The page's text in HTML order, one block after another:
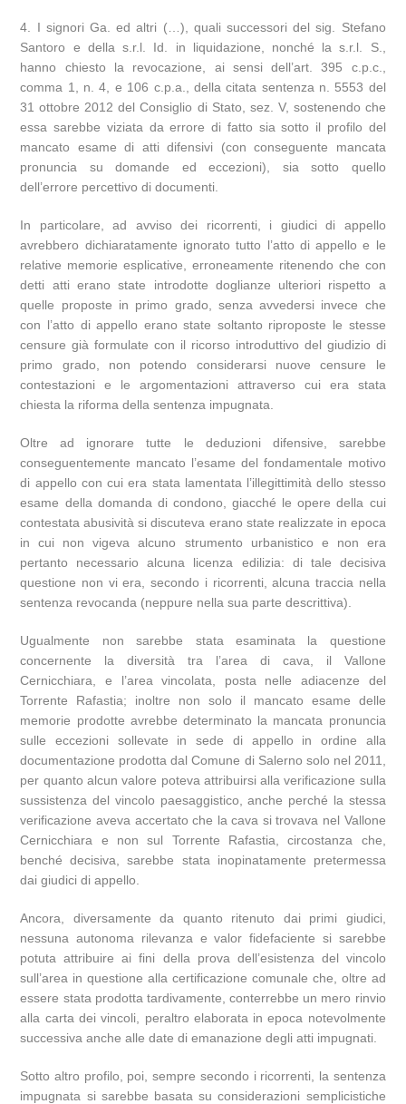
4. I signori Ga. ed altri (…), quali successori del sig. Stefano
Santoro e della s.r.l. Id. in liquidazione, nonché la s.r.l. S.,
hanno chiesto la revocazione, ai sensi dell’art. 395 c.p.c.,
comma 1, n. 4, e 106 c.p.a., della citata sentenza n. 5553 del
31 ottobre 2012 del Consiglio di Stato, sez. V, sostenendo che
essa sarebbe viziata da errore di fatto sia sotto il profilo del
mancato esame di atti difensivi (con conseguente mancata
pronuncia su domande ed eccezioni), sia sotto quello
dell’errore percettivo di documenti.
In particolare, ad avviso dei ricorrenti, i giudici di appello
avrebbero dichiaratamente ignorato tutto l’atto di appello e le
relative memorie esplicative, erroneamente ritenendo che con
detti atti erano state introdotte doglianze ulteriori rispetto a
quelle proposte in primo grado, senza avvedersi invece che
con l’atto di appello erano state soltanto riproposte le stesse
censure già formulate con il ricorso introduttivo del giudizio di
primo grado, non potendo considerarsi nuove censure le
contestazioni e le argomentazioni attraverso cui era stata
chiesta la riforma della sentenza impugnata.
Oltre ad ignorare tutte le deduzioni difensive, sarebbe
conseguentemente mancato l’esame del fondamentale motivo
di appello con cui era stata lamentata l’illegittimità dello stesso
esame della domanda di condono, giacché le opere della cui
contestata abusività si discuteva erano state realizzate in epoca
in cui non vigeva alcuno strumento urbanistico e non era
pertanto necessario alcuna licenza edilizia: di tale decisiva
questione non vi era, secondo i ricorrenti, alcuna traccia nella
sentenza revocanda (neppure nella sua parte descrittiva).
Ugualmente non sarebbe stata esaminata la questione
concernente la diversità tra l’area di cava, il Vallone
Cernicchiara, e l’area vincolata, posta nelle adiacenze del
Torrente Rafastia; inoltre non solo il mancato esame delle
memorie prodotte avrebbe determinato la mancata pronuncia
sulle eccezioni sollevate in sede di appello in ordine alla
documentazione prodotta dal Comune di Salerno solo nel 2011,
per quanto alcun valore poteva attribuirsi alla verificazione sulla
sussistenza del vincolo paesaggistico, anche perché la stessa
verificazione aveva accertato che la cava si trovava nel Vallone
Cernicchiara e non sul Torrente Rafastia, circostanza che,
benché decisiva, sarebbe stata inopinatamente pretermessa
dai giudici di appello.
Ancora, diversamente da quanto ritenuto dai primi giudici,
nessuna autonoma rilevanza e valor fidefaciente si sarebbe
potuta attribuire ai fini della prova dell’esistenza del vincolo
sull’area in questione alla certificazione comunale che, oltre ad
essere stata prodotta tardivamente, conterrebbe un mero rinvio
alla carta dei vincoli, peraltro elaborata in epoca notevolmente
successiva anche alle date di emanazione degli atti impugnati.
Sotto altro profilo, poi, sempre secondo i ricorrenti, la sentenza
impugnata si sarebbe basata su considerazioni semplicistiche